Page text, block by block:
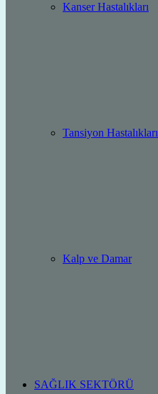
Kanser Hastalıkları
Tansiyon Hastalıkları
Kalp ve Damar
SAĞLIK SEKTÖRÜ